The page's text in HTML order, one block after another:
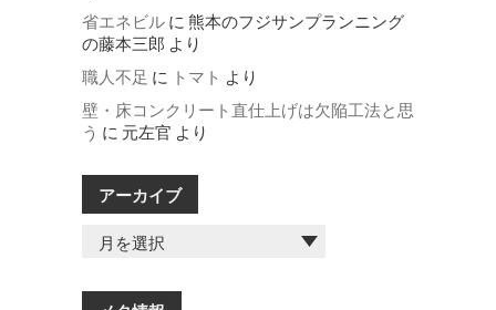
省エネビルに 熊本のフジサンプランニング
の藤本三郎 より
職人不足 に トマト より
壁・床コンクリート直仕上げは欠陥工法と思
う に 元左官 より
アーカイブ
ア
ー